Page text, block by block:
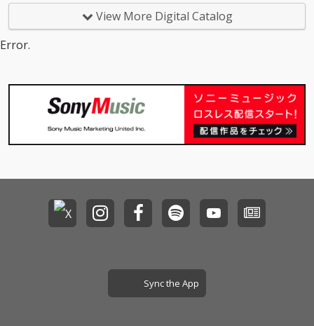
新曲。ダンスミュージ
ックの気持ちよさを詰
した楽曲に仕上がって
いる。
View More Digital Catalog
Error.
Sync the App